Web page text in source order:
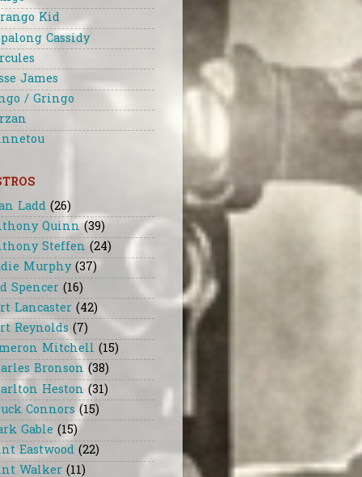
Kid
Cassidy
James
/ Gringo
Ladd (26)
Quinn (39)
Steffen (24)
Murphy (37)
Spencer (16)
Lancaster (42)
Reynolds (7)
Mitchell (15)
Bronson (38)
Heston (31)
Connors (15)
Gable (15)
Eastwood (22)
Walker (11)